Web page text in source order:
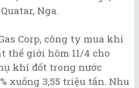
Nga.
Corp, công ty mua khí
thế giới hôm 11/4 cho
khí đốt trong nước
xuống 3,55 triệu tấn. Nhu